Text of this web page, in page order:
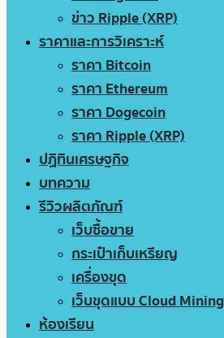
ข่าว Ripple (XRP)
ราคาและการวิเคราะห์
ราคา Bitcoin
ราคา Ethereum
ราคา Dogecoin
ราคา Ripple (XRP)
ปฏิทินเศรษฐกิจ
บทความ
รีวิวผลิตภัณฑ์
เว็บซื้อขาย
กระเป๋าเก็บเหรียญ
เครื่องขุด
เว็บขุดแบบ Cloud Mining
ห้องเรียน